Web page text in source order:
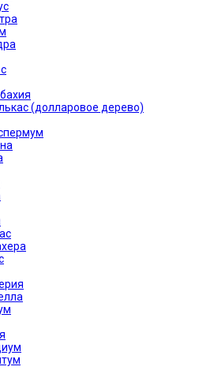
(долларовое дерево)